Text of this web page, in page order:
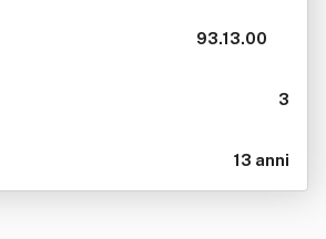
93.13.00
3
13 anni